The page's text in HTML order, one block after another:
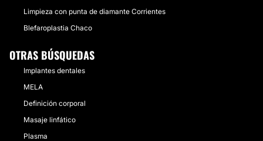
Limpieza con punta de diamante Corrientes
Blefaroplastia Chaco
OTRAS BÚSQUEDAS
Implantes dentales
MELA
Definición corporal
Masaje linfático
Plasma